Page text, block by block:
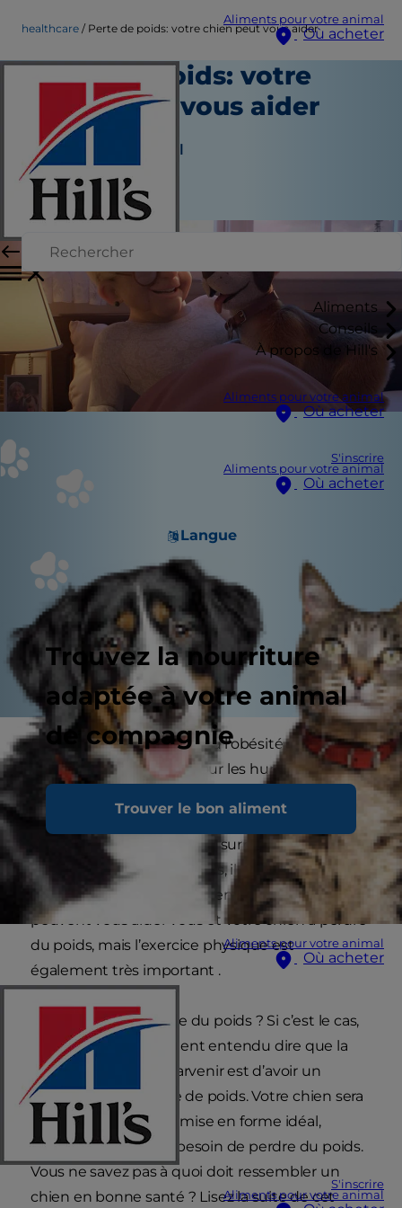
Aliments pour votre animal
Où acheter
Aliments
Conseils
À propos de Hill's
Aliments pour votre animal
Où acheter
S'inscrire
Aliments pour votre animal
Où acheter
Langue
Trouvez la nourriture
adaptée à votre animal
de compagnie
Trouver le bon aliment
Aliments pour votre animal
Où acheter
S'inscrire
Aliments pour votre animal
healthcare Perte de poids: votre chien peut vous aider
Perte de poids: votre
chien peut vous aider
Soins de santé
Auteur du personnel
|
Avril 02, 2019
De nos jours, le surpoids ou l’obésité est un
problème majeur tant pour les humains que
pour les animaux. Selon le site
, on
comptabilise actuellement près de 35 % de
chats et 30 % de chiens en surpoids en France.
Avec des vies bien remplies, il est facile de
prendre du poids rapidement. Certains aliments
peuvent vous aider vous et votre chien à perdre
du poids, mais l’exercice physique est
également très important .
Vous souhaitez perdre du poids ? Si c’est le cas,
vous avez probablement entendu dire que la
meilleure façon d’y parvenir est d’avoir un
compagnon de perte de poids. Votre chien sera
un compagnon de remise en forme idéal,
surtout s’il a lui aussi besoin de perdre du poids.
Vous ne savez pas à quoi doit ressembler un
chien en bonne santé ? Lisez la suite de cet